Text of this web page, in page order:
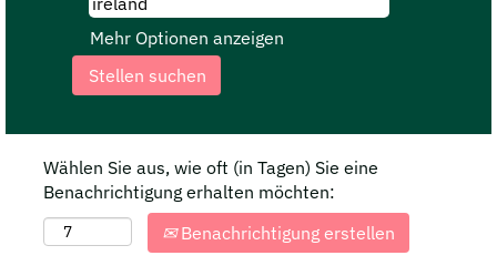
Mehr Optionen anzeigen
Wählen Sie aus, wie oft (in Tagen) Sie eine
Benachrichtigung erhalten möchten:
Benachrichtigung erstellen